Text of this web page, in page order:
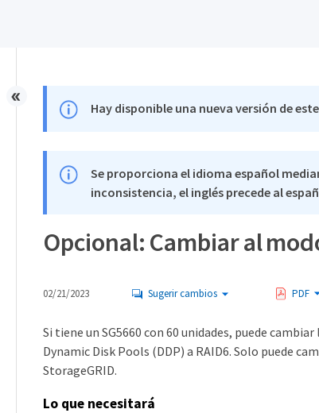
Hay disponible una nueva versión de
Se proporciona el idioma español
inconsistencia, el inglés precede al
Opcional: Cambiar al
02/21/2023 Sugerir cambios PDF
Si tiene un SG5660 con 60 unidades, puede
Dynamic Disk Pools (DDP) a RAID6. Solo puede
StorageGRID.
Lo que necesitará